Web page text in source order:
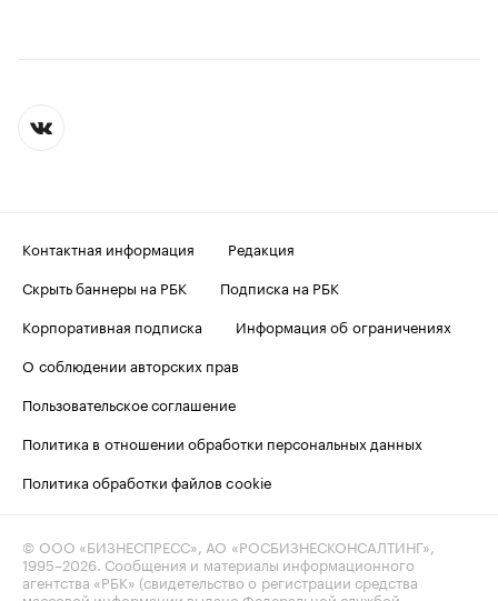
Контактная информация
Редакция
Скрыть баннеры на РБК
Подписка на РБК
Корпоративная подписка
Информация об ограничениях
О соблюдении авторских прав
Пользовательское соглашение
Политика в отношении обработки персональных данных
Политика обработки файлов cookie
© ООО «БИЗНЕСПРЕСС», АО «РОСБИЗНЕСКОНСАЛТИНГ»,
1995–2026. Сообщения и материалы информационного
агентства «РБК» (свидетельство о регистрации средства